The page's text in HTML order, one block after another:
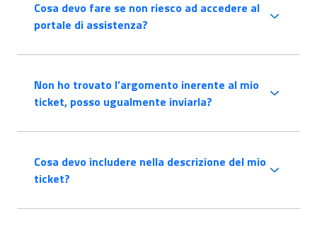
Cosa devo fare se non riesco ad accedere al
portale di assistenza?
Non ho trovato l’argomento inerente al mio
ticket, posso ugualmente inviarla?
Cosa devo includere nella descrizione del mio
ticket?